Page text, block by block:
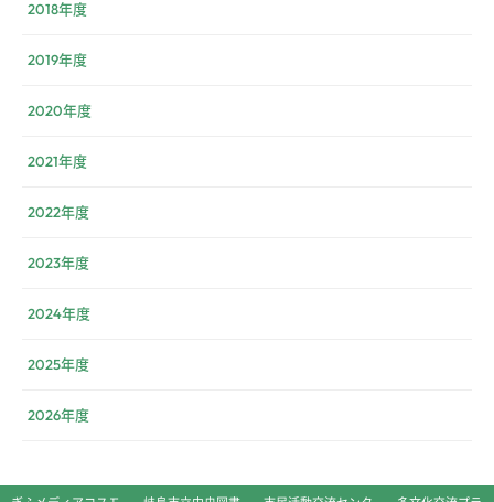
2018年度
2019年度
2020年度
2021年度
2022年度
2023年度
2024年度
2025年度
2026年度